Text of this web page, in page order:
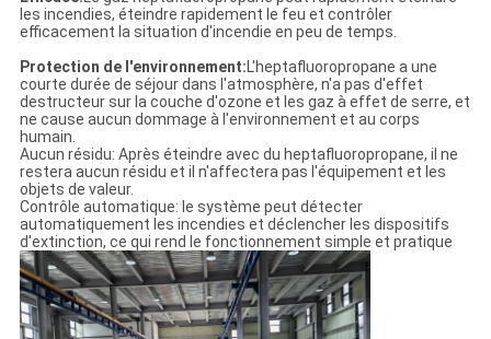
les incendies, éteindre rapidement le feu et contrôler
efficacement la situation d'incendie en peu de temps.
Protection de l'environnement:L'heptafluoropropane a une
courte durée de séjour dans l'atmosphère, n'a pas d'effet
destructeur sur la couche d'ozone et les gaz à effet de serre, et
ne cause aucun dommage à l'environnement et au corps
humain.
Aucun résidu: Après éteindre avec du heptafluoropropane, il ne
restera aucun résidu et il n'affectera pas l'équipement et les
objets de valeur.
Contrôle automatique: le système peut détecter
automatiquement les incendies et déclencher les dispositifs
d'extinction, ce qui rend le fonctionnement simple et pratique